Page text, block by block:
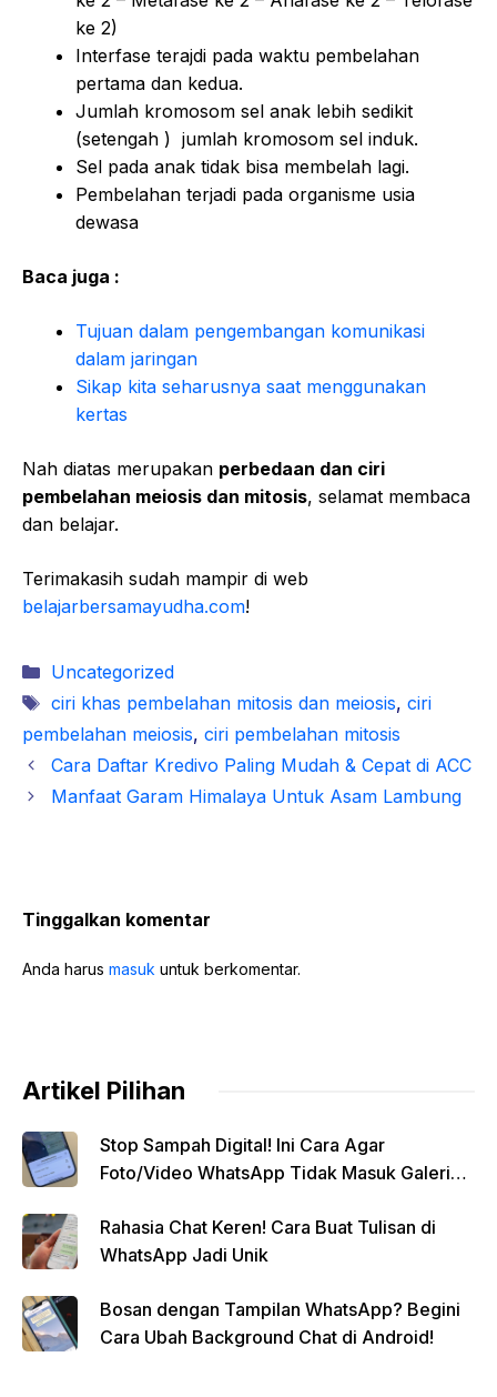
ke 2)
Interfase terajdi pada waktu pembelahan
pertama dan kedua.
Jumlah kromosom sel anak lebih sedikit
(setengah ) jumlah kromosom sel induk.
Sel pada anak tidak bisa membelah lagi.
Pembelahan terjadi pada organisme usia
dewasa
Baca juga :
Tujuan dalam pengembangan komunikasi
dalam jaringan
Sikap kita seharusnya saat menggunakan
kertas
Nah diatas merupakan perbedaan dan ciri
pembelahan meiosis dan mitosis, selamat membaca
dan belajar.
Terimakasih sudah mampir di web
belajarbersamayudha.com!
Kategori
Uncategorized
Tag
ciri khas pembelahan mitosis dan meiosis, ciri
pembelahan meiosis, ciri pembelahan mitosis
Cara Daftar Kredivo Paling Mudah & Cepat di ACC
Manfaat Garam Himalaya Untuk Asam Lambung
Tinggalkan komentar
Anda harus masuk untuk berkomentar.
Artikel Pilihan
Stop Sampah Digital! Ini Cara Agar
Foto/Video WhatsApp Tidak Masuk Galeri
Rahasia Chat Keren! Cara Buat Tulisan di
WhatsApp Jadi Unik
Bosan dengan Tampilan WhatsApp? Begini
Cara Ubah Background Chat di Android!